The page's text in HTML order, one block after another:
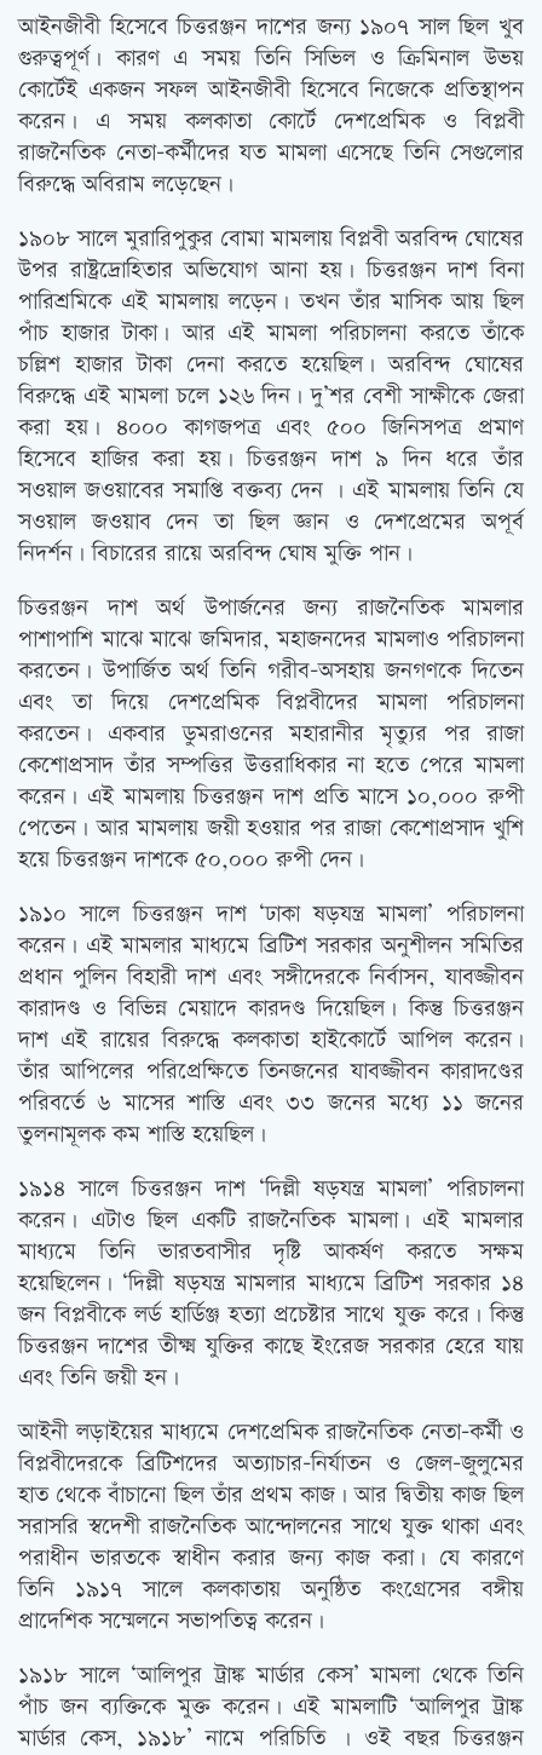
আইনজীবী হিসেবে চিত্তরঞ্জন দাশের জন্য ১৯০৭ সাল ছিল খুব
গুরুত্বপূর্ণ। কারণ এ সময় তিনি সিভিল ও ক্রিমিনাল উভয়
কোর্টেই একজন সফল আইনজীবী হিসেবে নিজেকে প্রতিস্থাপন
করেন। এ সময় কলকাতা কোর্টে দেশপ্রেমিক ও বিপ্লবী
রাজনৈতিক নেতা-কর্মীদের যত মামলা এসেছে তিনি সেগুলোর
বিরুদ্ধে অবিরাম লড়েছেন।
১৯০৮ সালে মুরারিপুকুর বোমা মামলায় বিপ্লবী অরবিন্দ ঘোষের
উপর রাষ্ট্রদ্রোহিতার অভিযোগ আনা হয়। চিত্তরঞ্জন দাশ বিনা
পারিশ্রমিকে এই মামলায় লড়েন। তখন তাঁর মাসিক আয় ছিল
পাঁচ হাজার টাকা। আর এই মামলা পরিচালনা করতে তাঁকে
চল্লিশ হাজার টাকা দেনা করতে হয়েছিল। অরবিন্দ ঘোষের
বিরুদ্ধে এই মামলা চলে ১২৬ দিন। দু’শর বেশী সাক্ষীকে জেরা
করা হয়। ৪০০০ কাগজপত্র এবং ৫০০ জিনিসপত্র প্রমাণ
হিসেবে হাজির করা হয়। চিত্তরঞ্জন দাশ ৯ দিন ধরে তাঁর
সওয়াল জওয়াবের সমাপ্তি বক্তব্য দেন । এই মামলায় তিনি যে
সওয়াল জওয়াব দেন তা ছিল জ্ঞান ও দেশপ্রেমের অপূর্ব
নিদর্শন। বিচারের রায়ে অরবিন্দ ঘোষ মুক্তি পান।
চিত্তরঞ্জন দাশ অর্থ উপার্জনের জন্য রাজনৈতিক মামলার
পাশাপাশি মাঝে মাঝে জমিদার, মহাজনদের মামলাও পরিচালনা
করতেন। উপার্জিত অর্থ তিনি গরীব-অসহায় জনগণকে দিতেন
এবং তা দিয়ে দেশপ্রেমিক বিপ্লবীদের মামলা পরিচালনা
করতেন। একবার ডুমরাওনের মহারানীর মৃত্যুর পর রাজা
কেশোপ্রসাদ তাঁর সম্পত্তির উত্তরাধিকার না হতে পেরে মামলা
করেন। এই মামলায় চিত্তরঞ্জন দাশ প্রতি মাসে ১০,০০০ রুপী
পেতেন। আর মামলায় জয়ী হওয়ার পর রাজা কেশোপ্রসাদ খুশি
হয়ে চিত্তরঞ্জন দাশকে ৫০,০০০ রুপী দেন।
১৯১০ সালে চিত্তরঞ্জন দাশ ‘ঢাকা ষড়যন্ত্র মামলা’ পরিচালনা
করেন। এই মামলার মাধ্যমে ব্রিটিশ সরকার অনুশীলন সমিতির
প্রধান পুলিন বিহারী দাশ এবং সঙ্গীদেরকে নির্বাসন, যাবজ্জীবন
কারাদণ্ড ও বিভিন্ন মেয়াদে কারদণ্ড দিয়েছিল। কিন্তু চিত্তরঞ্জন
দাশ এই রায়ের বিরুদ্ধে কলকাতা হাইকোর্টে আপিল করেন।
তাঁর আপিলের পরিপ্রেক্ষিতে তিনজনের যাবজ্জীবন কারাদণ্ডের
পরিবর্তে ৬ মাসের শাস্তি এবং ৩৩ জনের মধ্যে ১১ জনের
তুলনামূলক কম শাস্তি হয়েছিল।
১৯১৪ সালে চিত্তরঞ্জন দাশ ‘দিল্লী ষড়যন্ত্র মামলা’ পরিচালনা
করেন। এটাও ছিল একটি রাজনৈতিক মামলা। এই মামলার
মাধ্যমে তিনি ভারতবাসীর দৃষ্টি আকর্ষণ করতে সক্ষম
হয়েছিলেন। ‘দিল্লী ষড়যন্ত্র মামলার মাধ্যমে ব্রিটিশ সরকার ১৪
জন বিপ্লবীকে লর্ড হার্ডিঞ্জ হত্যা প্রচেষ্টার সাথে যুক্ত করে। কিন্তু
চিত্তরঞ্জন দাশের তীক্ষ্ম যুক্তির কাছে ইংরেজ সরকার হেরে যায়
এবং তিনি জয়ী হন।
আইনী লড়াইয়ের মাধ্যমে দেশপ্রেমিক রাজনৈতিক নেতা-কর্মী ও
বিপ্লবীদেরকে ব্রিটিশদের অত্যাচার-নির্যাতন ও জেল-জুলুমের
হাত থেকে বাঁচানো ছিল তাঁর প্রথম কাজ। আর দ্বিতীয় কাজ ছিল
সরাসরি স্বদেশী রাজনৈতিক আন্দোলনের সাথে যুক্ত থাকা এবং
পরাধীন ভারতকে স্বাধীন করার জন্য কাজ করা। যে কারণে
তিনি ১৯১৭ সালে কলকাতায় অনুষ্ঠিত কংগ্রেসের বঙ্গীয়
প্রাদেশিক সম্মেলনে সভাপতিত্ব করেন।
১৯১৮ সালে ‘আলিপুর ট্রাঙ্ক মার্ডার কেস’ মামলা থেকে তিনি
পাঁচ জন ব্যক্তিকে মুক্ত করেন। এই মামলাটি ‘আলিপুর ট্রাঙ্ক
মার্ডার কেস, ১৯১৮’ নামে পরিচিতি । ওই বছর চিত্তরঞ্জন